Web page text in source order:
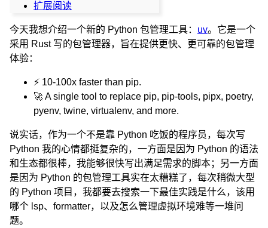
扩展阅读
今天我想介绍一个新的 Python 包管理工具： uv。它是一个
采用 Rust 写的包管理器，旨在提供更快、更可靠的包管理
体验：
⚡️ 10-100x faster than pip.
🚀 A single tool to replace pip, pip-tools, pipx, poetry,
pyenv, twine, virtualenv, and more.
说实话，作为一个不是靠 Python 吃饭的程序员，每次写
Python 我的心情都挺复杂的，一方面是因为 Python 的语法
和生态都很棒，我能够很快写出满足需求的脚本；另一方面
是因为 Python 的包管理工具实在太糟糕了，每次稍微大型
的 Python 项目，我都要去搜索一下最佳实践是什么，该用
哪个 lsp、formatter，以及怎么管理虚拟环境难等一堆问
题。